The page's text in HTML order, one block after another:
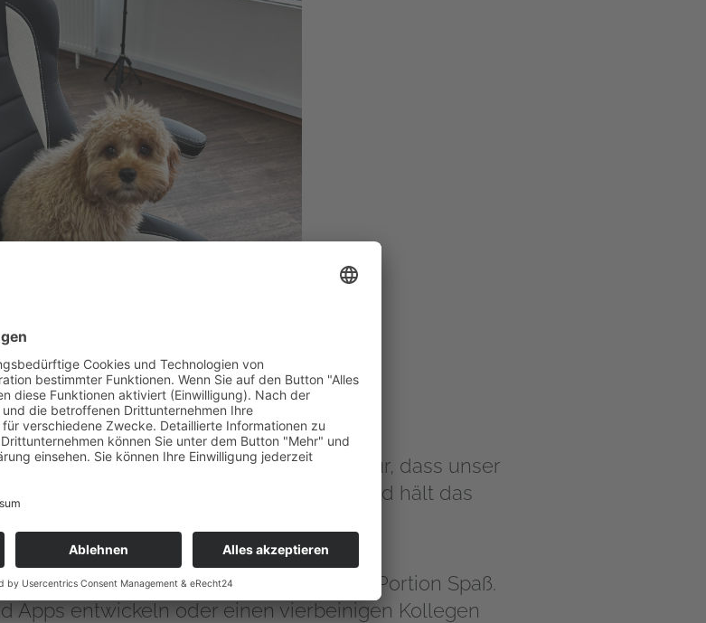
Projekt eingearbeitet und sorgt dafür, dass unser
Bugs aus, schließt Sicherheitslücken und hält das
um Innovation, Kreativität und eine Portion Spaß.
Apps entwickeln oder einen vierbeinigen Kollegen